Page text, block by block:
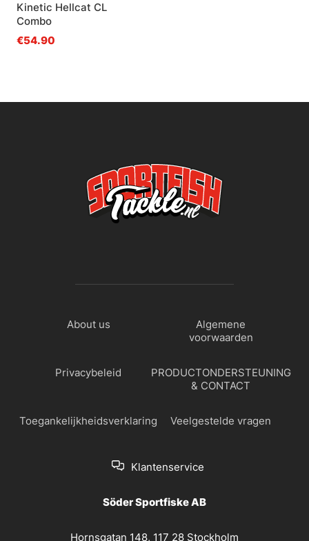
Kinetic Hellcat CL
Combo
€54.90
About us
Algemene
voorwaarden
Privacybeleid
PRODUCTONDERSTEUNING
& CONTACT
Toegankelijkheidsverklaring Veelgestelde vragen
Klantenservice
Söder Sportfiske AB
Hornsgatan 148, 117 28 Stockholm